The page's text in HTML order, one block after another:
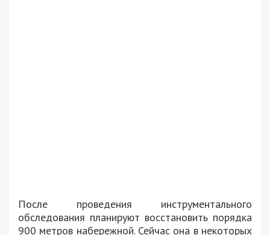
После проведения инструментального
обследования планируют восстановить порядка
900 метров набережной. Сейчас она в некоторых